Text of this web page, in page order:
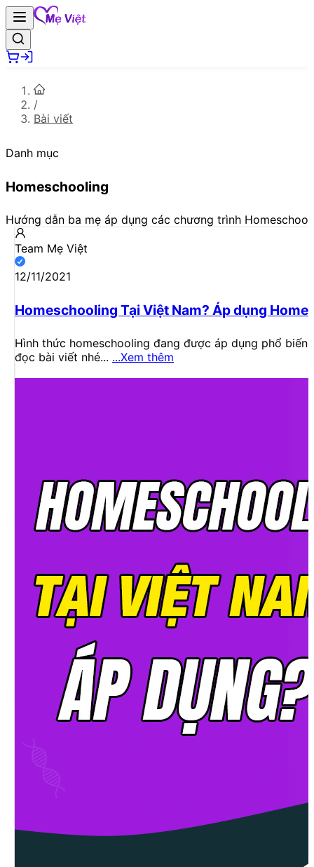
/
Bài viết
Danh mục
Homeschooling
Hướng dẫn ba mẹ áp dụng các chương trình
Team Mẹ Việt
12/11/2021
Homeschooling Tại Việt Nam? Áp dụng
Hình thức homeschooling đang được áp dụng phổ
đọc bài viết nhé... ...Xem thêm